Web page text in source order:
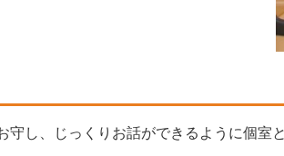
守し、じっくりお話ができるように個室